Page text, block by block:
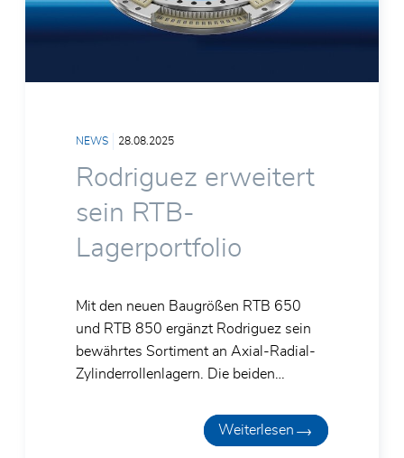
Rodriguez erweitert
sein RTB-
Lagerportfolio
Mit den neuen Baugrößen RTB 650
und RTB 850 ergänzt Rodriguez sein
bewährtes Sortiment an Axial-Radial-
Zylinderrollenlagern. Die beiden…
Weiterlesen
28.08.2025
NEWS